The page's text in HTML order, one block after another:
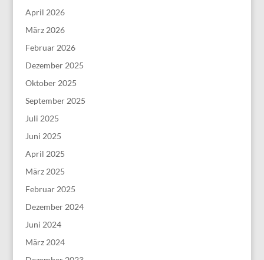
April 2026
März 2026
Februar 2026
Dezember 2025
Oktober 2025
September 2025
Juli 2025
Juni 2025
April 2025
März 2025
Februar 2025
Dezember 2024
Juni 2024
März 2024